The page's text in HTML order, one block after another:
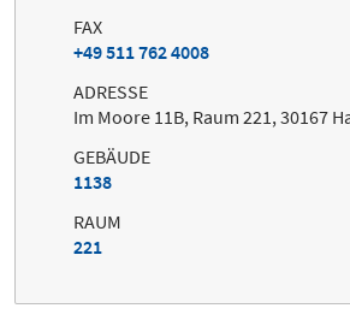
FAX
+49 511 762 4008
ADRESSE
Im Moore 11B, Raum 221, 30167
GEBÄUDE
1138
RAUM
221